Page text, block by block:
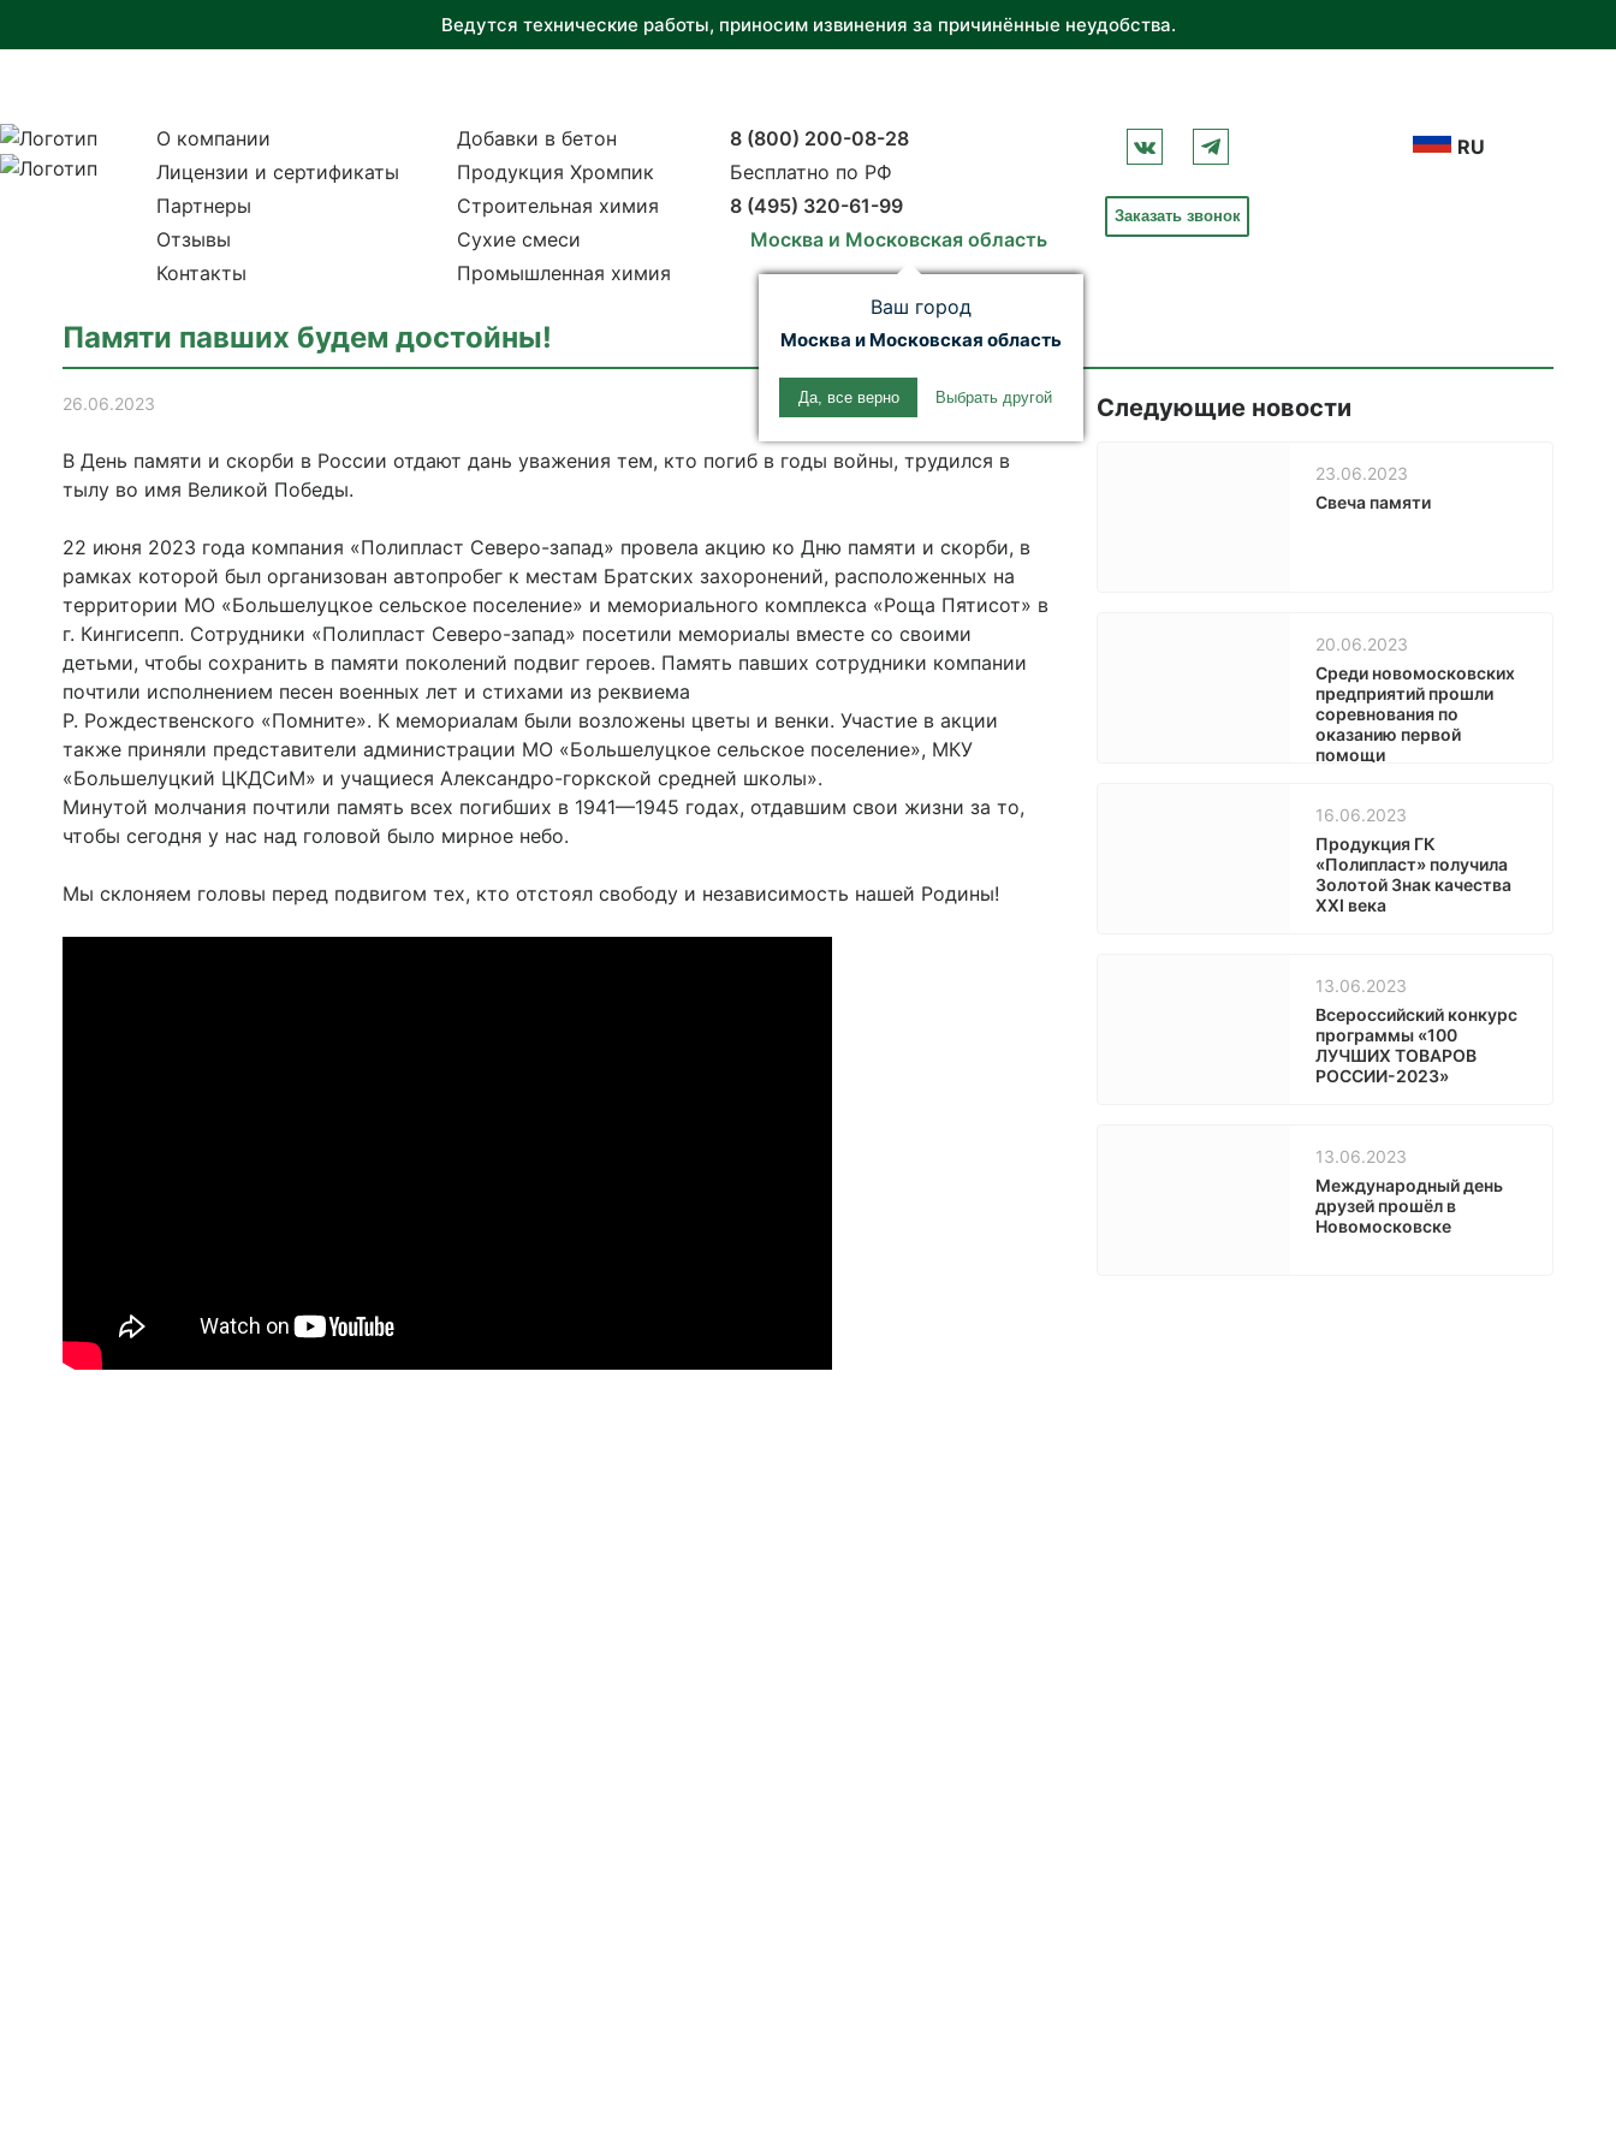
Ведутся технические работы, приносим извинения за причинённые неудобства.
О компании
Лицензии и сертификаты
Партнеры
Отзывы
Контакты
Добавки в бетон
Продукция Хромпик
Строительная химия
Сухие смеси
Промышленная химия
8 (800) 200-08-28
Бесплатно по РФ
8 (495) 320-61-99
Москва и Московская область
Ваш город
Москва и Московская область
Да, все верно Выбрать другой
Заказать звонок
RU
Памяти павших будем достойны!
26.06.2023
В День памяти и скорби в России отдают дань уважения тем, кто погиб в годы войны, трудился в
тылу во имя Великой Победы.
22 июня 2023 года компания «Полипласт Северо-запад» провела акцию ко Дню памяти и скорби, в
рамках которой был организован автопробег к местам Братских захоронений, расположенных на
территории МО «Большелуцкое сельское поселение» и мемориального комплекса «Роща Пятисот» в
г. Кингисепп. Сотрудники «Полипласт Северо-запад» посетили мемориалы вместе со своими
детьми, чтобы сохранить в памяти поколений подвиг героев. Память павших сотрудники компании
почтили исполнением песен военных лет и стихами из реквиема
Р. Рождественского «Помните». К мемориалам были возложены цветы и венки. Участие в акции
также приняли представители администрации МО «Большелуцкое сельское поселение», МКУ
«Большелуцкий ЦКДСиМ» и учащиеся Александро-горкской средней школы».
Минутой молчания почтили память всех погибших в 1941—1945 годах, отдавшим свои жизни за то,
чтобы сегодня у нас над головой было мирное небо.
Мы склоняем головы перед подвигом тех, кто отстоял свободу и независимость нашей Родины!
Следующие новости
23.06.2023
Свеча памяти
20.06.2023
Среди новомосковских
предприятий прошли
соревнования по
оказанию первой
помощи
16.06.2023
Продукция ГК
«Полипласт» получила
Золотой Знак качества
XXI века
13.06.2023
Всероссийский конкурс
программы «100
ЛУЧШИХ ТОВАРОВ
РОССИИ-2023»
13.06.2023
Международный день
друзей прошёл в
Новомосковске